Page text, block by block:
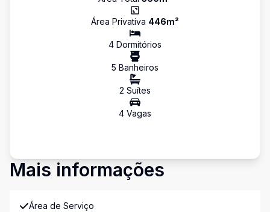
Área Privativa 446m²
4 Dormitórios
5 Banheiros
2 Suítes
4 Vagas
Mais informações
Área de Serviço